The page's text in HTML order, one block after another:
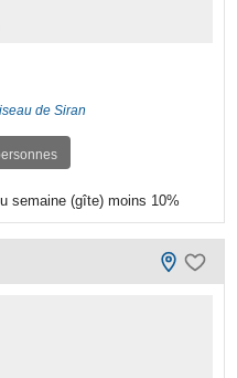
de Siran
semaine (gîte) moins 10%